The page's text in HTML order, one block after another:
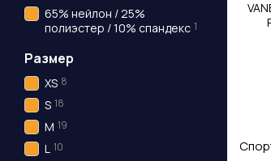
65% нейлон / 25%
полиэстер / 10% спандекс 1
Размер
XS 8
S 18
M 19
L 10